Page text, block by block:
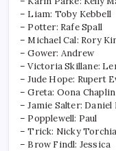
– Liam: Toby Kebbell
– Potter: Rafe Spall
– Michael Cal: Rory
– Gower: Andrew
– Victoria Skillane:
– Jude Hope: Rupert
– Greta: Oona Chaplin
– Jamie Salter: Daniel
– Popplewell: Paul
– Trick: Nicky Torchia
– Brow Findl: Jessica